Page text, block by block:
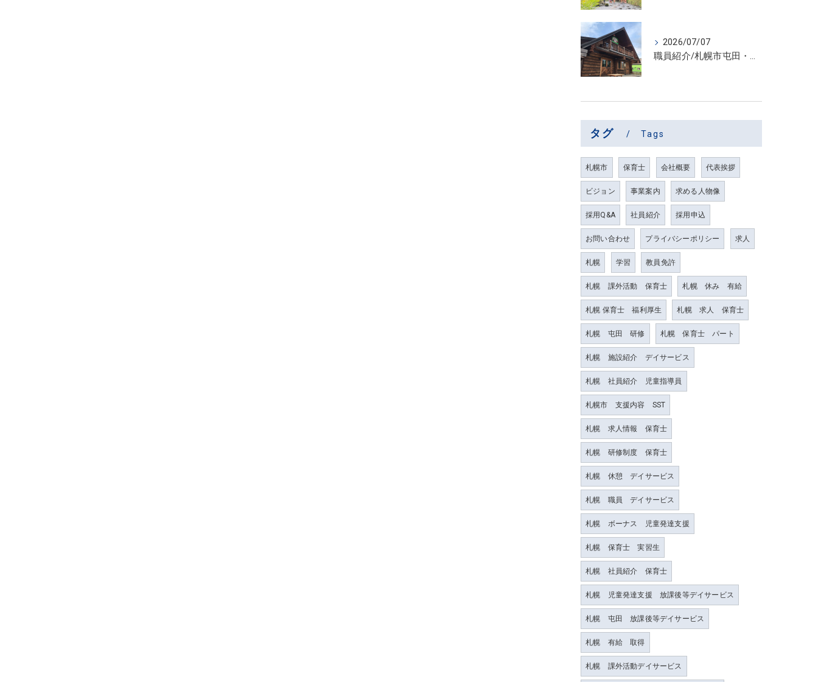
2026/07/07
職員紹介/札幌市屯田・放課後等デイサービス くるわーる
タグ Tags
札幌市 保育士 会社概要 代表挨拶
ビジョン 事業案内 求める人物像
採用Q&A 社員紹介 採用申込
お問い合わせ プライバシーポリシー 求人
札幌 学習 教員免許
札幌 課外活動 保育士 札幌 休み 有給
札幌 保育士 福利厚生 札幌 求人 保育士
札幌 屯田 研修 札幌 保育士 パート
札幌 施設紹介 デイサービス
札幌 社員紹介 児童指導員
札幌市 支援内容 SST
札幌 求人情報 保育士
札幌 研修制度 保育士
札幌 休憩 デイサービス
札幌 職員 デイサービス
札幌 ボーナス 児童発達支援
札幌 保育士 実習生
札幌 社員紹介 保育士
札幌 児童発達支援 放課後等デイサービス
札幌 屯田 放課後等デイサービス
札幌 有給 取得
札幌 課外活動デイサービス